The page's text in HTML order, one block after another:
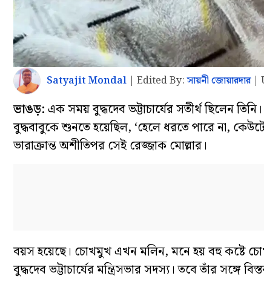
Satyajit Mondal | Edited By:সায়নী জোয়ারদার|
ভাঙড়:এক সময় বুদ্ধদেব ভট্টাচার্যের সতীর্থ ছিলেন
বুদ্ধবাবুকে শুনতে হয়েছিল, ‘হেলে ধরতে পারে না,
ভারাক্রান্ত অশীতিপর সেই রেজ্জাক মোল্লার।
বয়স হয়েছে। চোখমুখ এখন মলিন, মনে হয় বহু কষ্টে
বুদ্ধদেব ভট্টাচার্যের মন্ত্রিসভার সদস্য। তবে তাঁর